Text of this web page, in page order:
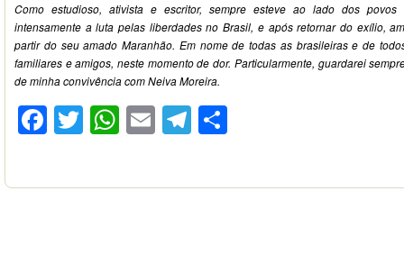
Como estudioso, ativista e escritor, sempre esteve ao lado dos
intensamente a luta pelas liberdades no Brasil, e após retornar do exílio,
partir do seu amado Maranhão. Em nome de todas as brasileiras e de
familiares e amigos, neste momento de dor. Particularmente, guardarei
de minha convivência com Neiva Moreira.
Facebook
Twitter
WhatsApp
EmailTelegram